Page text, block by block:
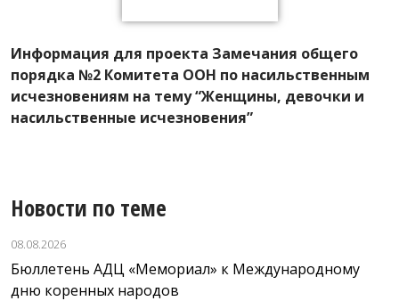
Информация для проекта Замечания общего
порядка №2 Комитета ООН по насильственным
исчезновениям на тему “Женщины, девочки и
насильственные исчезновения”
Новости по теме
08.08.2026
Бюллетень АДЦ «Мемориал» к Международному
дню коренных народов